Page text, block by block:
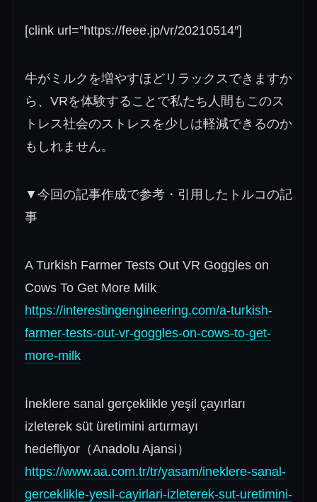
[clink url=”https://feee.jp/vr/20210514″]
牛がミルクを増やすほどリラックスできますか
ら、VRを体験することで私たち人間もこのス
トレス社会のストレスを少しは軽減できるのか
もしれません。
▼今回の記事作成で参考・引用したトルコの記
事
A Turkish Farmer Tests Out VR Goggles on
Cows To Get More Milk
https://interestingengineering.com/a-turkish-
farmer-tests-out-vr-goggles-on-cows-to-get-
more-milk
İneklere sanal gerçeklikle yeşil çayırları
izleterek süt üretimini artırmayı
hedefliyor（Anadolu Ajansi）
https://www.aa.com.tr/tr/yasam/ineklere-sanal-
gerceklikle-yesil-cayirlari-izleterek-sut-uretimini-